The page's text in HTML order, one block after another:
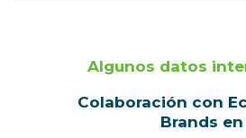
Algunos datos
Colaboración con
Brands en